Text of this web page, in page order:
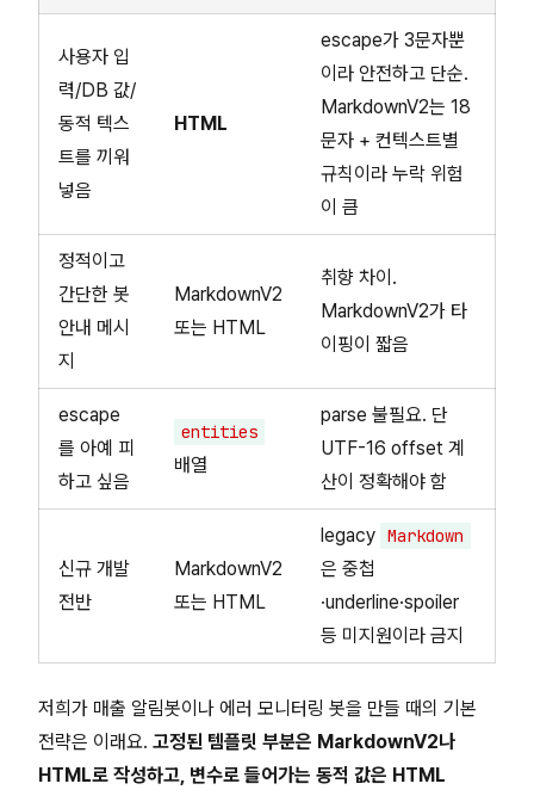
사용자 입
력/DB 값/
동적 텍스
트를 끼워
넣음
HTML
escape가 3문자뿐
이라 안전하고 단순.
MarkdownV2는 18
문자 + 컨텍스트별
규칙이라 누락 위험
이 큼
정적이고
간단한 봇
안내 메시
지
MarkdownV2
또는 HTML
취향 차이.
MarkdownV2가 타
이핑이 짧음
escape
를 아예 피
하고 싶음
entities
배열
parse 불필요. 단
UTF-16 offset 계
산이 정확해야 함
신규 개발
전반
MarkdownV2
또는 HTML
legacy Markdown
은 중첩
·underline·spoiler
등 미지원이라 금지
저희가 매출 알림봇이나 에러 모니터링 봇을 만들 때의 기본
전략은 이래요. 고정된 템플릿 부분은 MarkdownV2나
HTML로 작성하고, 변수로 들어가는 동적 값은 HTML